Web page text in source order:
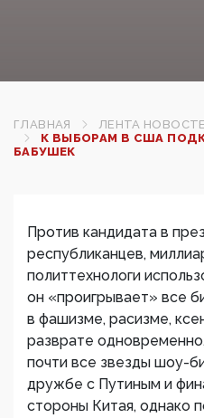
ГЛАВНАЯ
ЛЕНТА
К ВЫБОРАМ В США
БАБУШЕК
Против кандидата в
республиканцев,
политтехнологи
он «проигрывает» все
в фашизме, расизме,
разврате
почти все звезды шоу-
дружбе с Путиным и
стороны Китая, однако